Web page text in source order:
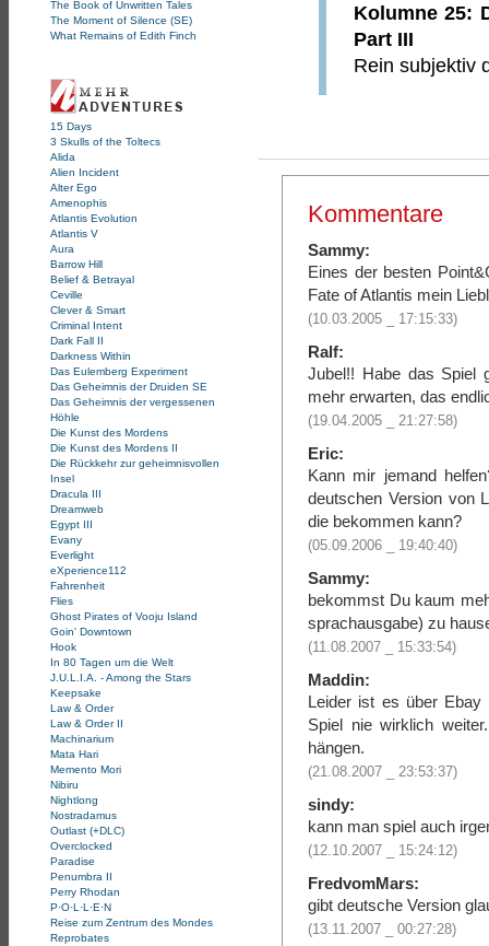
The Book of Unwritten Tales
The Moment of Silence (SE)
What Remains of Edith Finch
15 Days
3 Skulls of the Toltecs
Alida
Alien Incident
Alter Ego
Amenophis
Atlantis Evolution
Atlantis V
Aura
Barrow Hill
Belief & Betrayal
Ceville
Clever & Smart
Criminal Intent
Dark Fall II
Darkness Within
Das Eulemberg Experiment
Das Geheimnis der Druiden SE
Das Geheimnis der vergessenen
Höhle
Die Kunst des Mordens
Die Kunst des Mordens II
Die Rückkehr zur geheimnisvollen
Insel
Dracula III
Dreamweb
Egypt III
Evany
Everlight
eXperience112
Fahrenheit
Flies
Ghost Pirates of Vooju Island
Goin' Downtown
Hook
In 80 Tagen um die Welt
J.U.L.I.A. - Among the Stars
Keepsake
Law & Order
Law & Order II
Machinarium
Mata Hari
Memento Mori
Nibiru
Nightlong
Nostradamus
Outlast (+DLC)
Overclocked
Paradise
Penumbra II
Perry Rhodan
P·O·L·L·E·N
Reise zum Zentrum des Mondes
Reprobates
Kolumne 25:
Part III
Rein subjektiv
Kommentare
Sammy:
Eines der besten
Fate of Atlantis mein
(10.03.2005 _ 17:15:33)
Ralf:
Jubel!! Habe das Spiel
mehr erwarten, das
(19.04.2005 _ 21:27:58)
Eric:
Kann mir jemand
deutschen Version von
die bekommen kann?
(05.09.2006 _ 19:40:40)
Sammy:
bekommst Du kaum
sprachausgabe) zu
(11.08.2007 _ 15:33:54)
Maddin:
Leider ist es über
Spiel nie wirklich
hängen.
(21.08.2007 _ 23:53:37)
sindy:
kann man spiel auch
(12.10.2007 _ 15:24:12)
FredvomMars:
gibt deutsche Version
(13.11.2007 _ 00:27:28)